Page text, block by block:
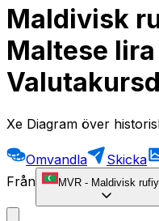
Maldivisk
Maltese lira
Xe Diagram över
Omvandla Skicka
Från
MVR - Maldivisk